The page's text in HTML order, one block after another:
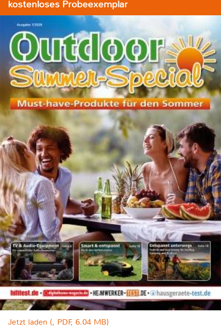
kostenloses Probeexemplar
Jetzt laden (, PDF, 6.04 MB)